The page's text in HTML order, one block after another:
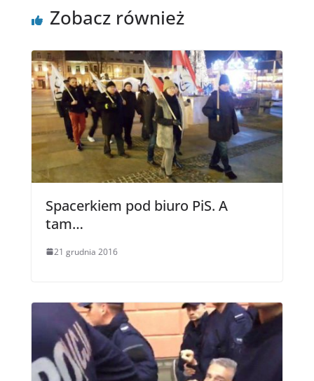
Zobacz również
Spacerkiem pod biuro PiS. A
tam…
21 grudnia 2016